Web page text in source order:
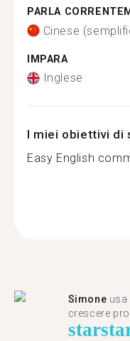
PARLA
Cinese
IMPARA
Inglese
I miei obiettivi di
Easy English
Simone usa
crescere
star